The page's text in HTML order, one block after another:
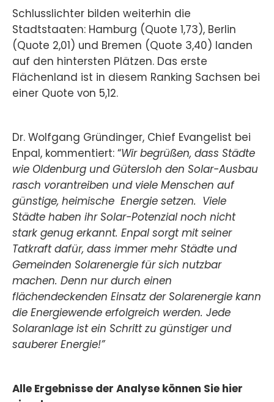
Schlusslichter bilden weiterhin die
Stadtstaaten: Hamburg (Quote 1,73), Berlin
(Quote 2,01) und Bremen (Quote 3,40) landen
auf den hintersten Plätzen. Das erste
Flächenland ist in diesem Ranking Sachsen bei
einer Quote von 5,12.
Dr. Wolfgang Gründinger, Chief Evangelist bei
Enpal, kommentiert: “Wir begrüßen, dass Städte
wie Oldenburg und Gütersloh den Solar-Ausbau
rasch vorantreiben und viele Menschen auf
günstige, heimische Energie setzen. Viele
Städte haben ihr Solar-Potenzial noch nicht
stark genug erkannt. Enpal sorgt mit seiner
Tatkraft dafür, dass immer mehr Städte und
Gemeinden Solarenergie für sich nutzbar
machen. Denn nur durch einen
flächendeckenden Einsatz der Solarenergie kann
die Energiewende erfolgreich werden. Jede
Solaranlage ist ein Schritt zu günstiger und
sauberer Energie!”
Alle Ergebnisse der Analyse können Sie hier